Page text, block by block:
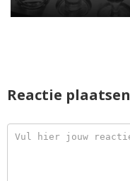
Reactie plaatsen